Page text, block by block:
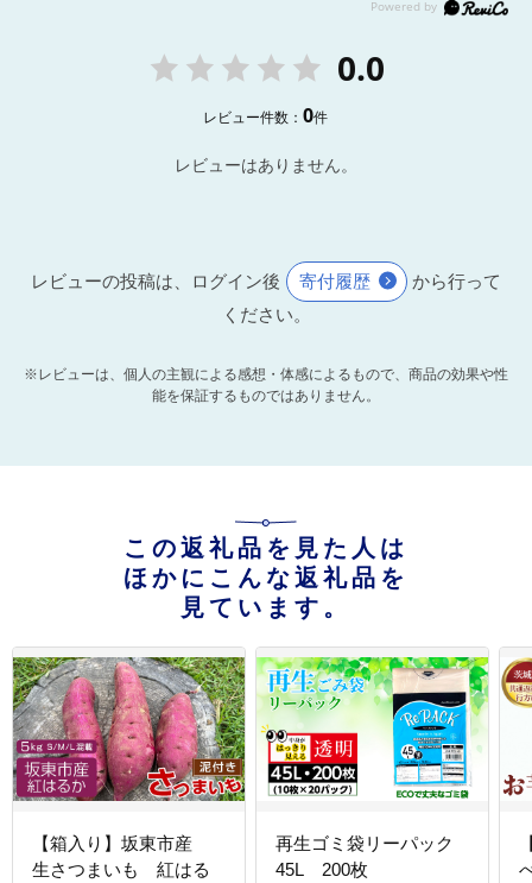
0.0
レビュー件数：0件
レビューはありません。
レビューの投稿は、ログイン後 寄付履歴
から行って
ください。
※レビューは、個人の主観による感想・体感によるもので、商品の効果や性
能を保証するものではありません。
この返礼品を見た人は
ほかにこんな返礼品を
見ています。
【箱入り】坂東市産
生さつまいも 紅はる
再生ゴミ袋リーパック
45L 200枚